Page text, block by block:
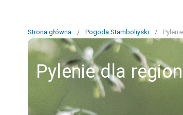
Strona główna / Pogoda Stamboliyski /
Pylenie dla